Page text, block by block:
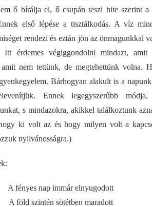
ő bírálja el, ő csupán teszi hite szerint a
első lépése a tisztálkodás. A víz
rendezi és eztán jön az önmagunkkal
Itt érdemes végiggondolni mindazt,
nem tettünk, de megtehettünk volna.
Bárhogyan alakult is a
Ennek legegyszerűbb
s mindazokra, akikkel találkoztunk
ki volt az és hogy milyen volt a
nyilvánosságra.)
A fényes nap immár elnyugodott
A föld szintén sötétben maradott